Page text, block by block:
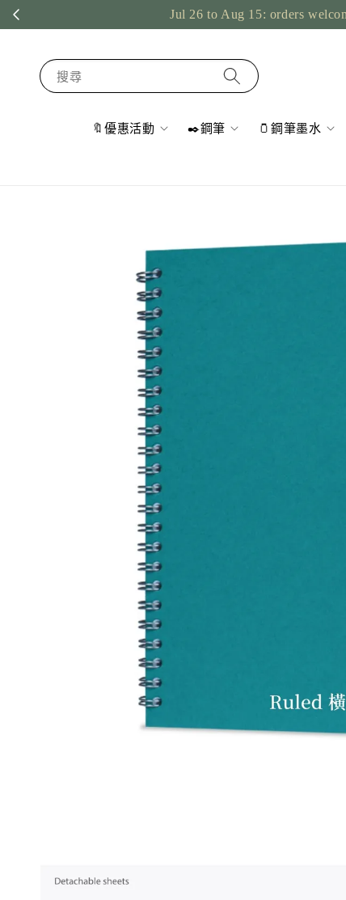
Jul 26 to Aug 15: orders
搜尋
🔖優惠活動 ✒️鋼筆 🫙鋼筆墨水